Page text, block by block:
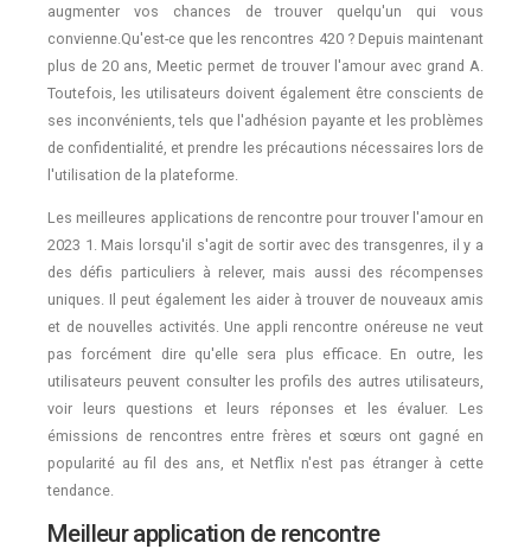
augmenter vos chances de trouver quelqu'un qui vous
convienne.Qu'est-ce que les rencontres 420 ? Depuis maintenant
plus de 20 ans, Meetic permet de trouver l'amour avec grand A.
Toutefois, les utilisateurs doivent également être conscients de
ses inconvénients, tels que l'adhésion payante et les problèmes
de confidentialité, et prendre les précautions nécessaires lors de
l'utilisation de la plateforme.
Les meilleures applications de rencontre pour trouver l'amour en
2023 1. Mais lorsqu'il s'agit de sortir avec des transgenres, il y a
des défis particuliers à relever, mais aussi des récompenses
uniques. Il peut également les aider à trouver de nouveaux amis
et de nouvelles activités. Une appli rencontre onéreuse ne veut
pas forcément dire qu'elle sera plus efficace. En outre, les
utilisateurs peuvent consulter les profils des autres utilisateurs,
voir leurs questions et leurs réponses et les évaluer. Les
émissions de rencontres entre frères et sœurs ont gagné en
popularité au fil des ans, et Netflix n'est pas étranger à cette
tendance.
Meilleur application de rencontre